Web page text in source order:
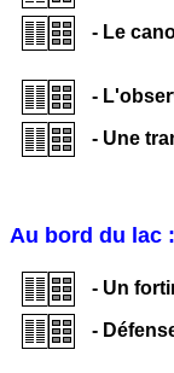
- Le
-
- Une
Au bord du lac :
- Un
-